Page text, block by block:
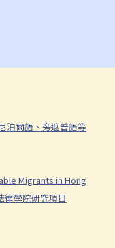
泊爾語、旁遮普語等
Migrants in Hong
學院研究項目
？
樣知道我的居籍是香
久性居民身分？